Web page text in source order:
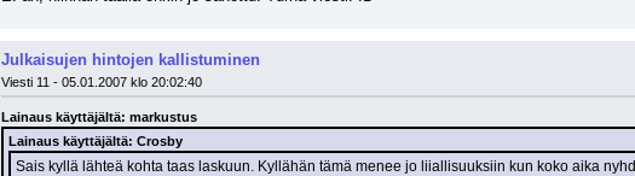
Julkaisujen hintojen kallistuminen
Viesti 11 - 05.01.2007 klo 20:02:40
Lainaus käyttäjältä: markustus
Lainaus käyttäjältä: Crosby
Sais kyllä lähteä kohta taas laskuun. Kyllähän tämä menee jo liiallisuuksiin kun koko aika